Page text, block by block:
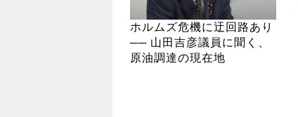
ホルムズ危機に迂回路あり
── 山田吉彦議員に聞く、
原油調達の現在地